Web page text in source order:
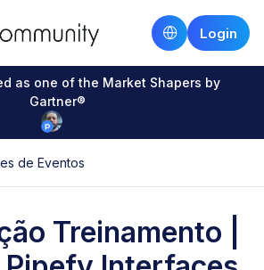
Login
as one of the Market Shapers by
Gartner®
de Eventos
Treinamento |